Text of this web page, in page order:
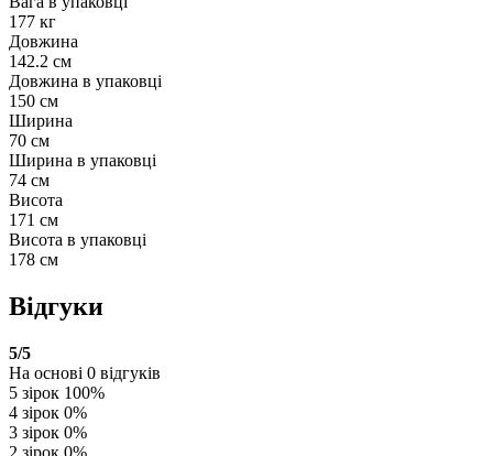
177 кг
Довжина
142.2 см
Довжина в упаковці
150 см
Ширина
70 см
Ширина в упаковці
74 см
Висота
171 см
Висота в упаковці
178 см
Відгуки
5/5
На основі 0 відгуків
5 зірок 100%
4 зірок 0%
3 зірок 0%